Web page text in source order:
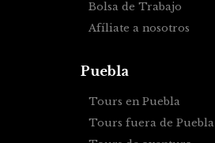
Bolsa de Trabajo
Afíliate a nosotros
Puebla
Tours en Puebla
Tours fuera de Puebla